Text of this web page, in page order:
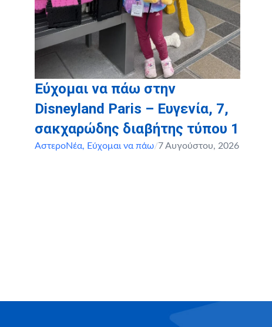
Εύχομαι να πάω στην
Disneyland Paris – Ευγενία, 7,
σακχαρώδης διαβήτης τύπου 1
ΑστεροΝέα, Εύχομαι να πάω/7 Αυγούστου, 2026